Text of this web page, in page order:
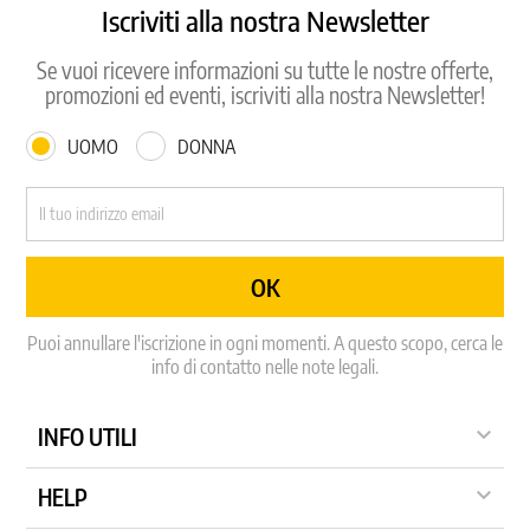
Iscriviti alla nostra Newsletter
Se vuoi ricevere informazioni su tutte le nostre offerte,
promozioni ed eventi, iscriviti alla nostra Newsletter!
UOMO DONNA
Puoi annullare l'iscrizione in ogni momenti. A questo scopo, cerca le
info di contatto nelle note legali.
INFO UTILI 
HELP 